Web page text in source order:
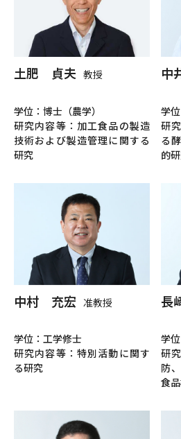
土肥 貞夫 教授
学位：博士（農学）
研究内容等：加工食品の製造
技術および製造管理に関する
研究
中
学
研
る
的
中村 充宏 准教授
学位：工学修士
研究内容等：特別活動に関す
る研究
長
学
研
防
食